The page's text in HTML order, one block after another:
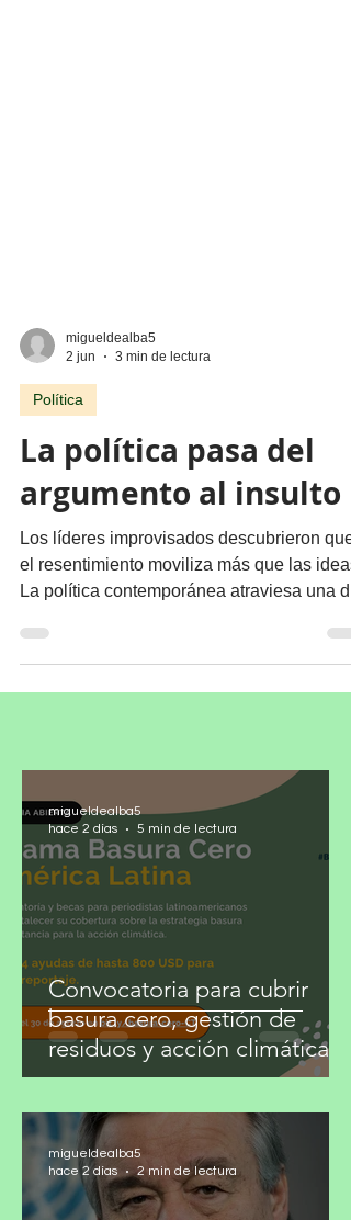
2 jun
La política pasa del
argumento al insulto
Los líderes improvisados descubrieron que
el resentimiento moviliza más que las
La política contemporánea atraviesa una de
poder: el insulto. La diferencia ya no se
confronta con argumentos, sino con
descalificaciones. El adversario pasó de
interlocutor a enemigo útil. Lo preo
Convocatoria para cubrir
basura cero, gestión de
residuos y acción climática
migueldealba5
hace 2 días
5 min de lectura
migueldealba5
hace 2 días
2 min de lectura